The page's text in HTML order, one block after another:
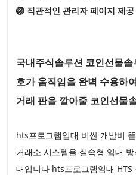
🏐 직관적인 관리자 페이지 제공
국내주식솔루션 코인선물
호가 움직임을 완벽 수용하
거래 판을 깔아줄 코인선물
hts프로그램임대 비싼 개발비
거래소 시스템을 실속형 임대
대입니다 hts프로그램임대